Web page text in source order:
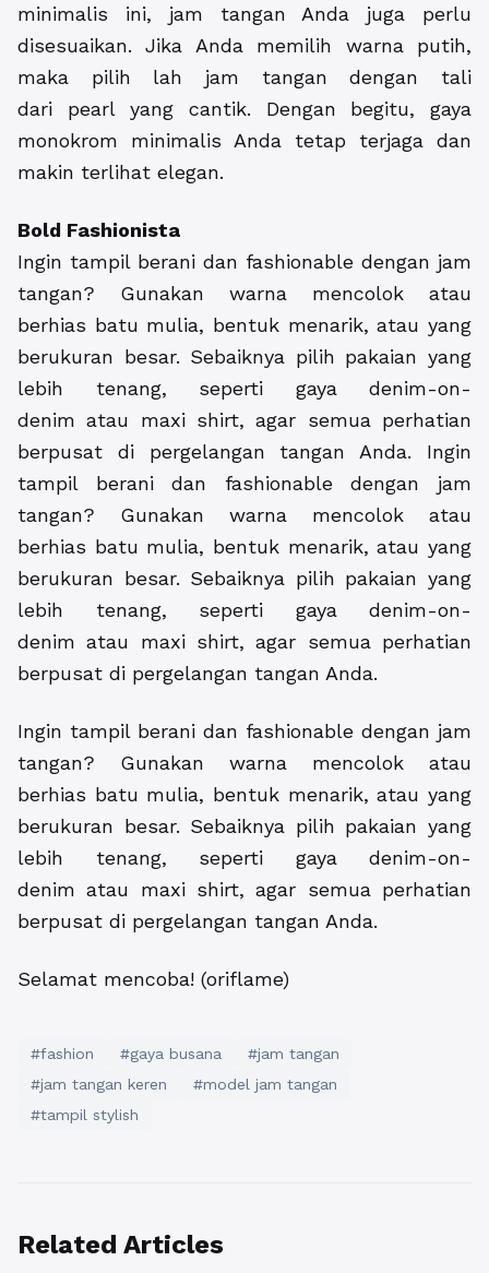
minimalis ini, jam tangan Anda juga perlu
disesuaikan. Jika Anda memilih warna putih,
maka pilih lah jam tangan dengan tali
dari pearl yang cantik. Dengan begitu, gaya
monokrom minimalis Anda tetap terjaga dan
makin terlihat elegan.
Bold Fashionista
Ingin tampil berani dan fashionable dengan jam
tangan? Gunakan warna mencolok atau
berhias batu mulia, bentuk menarik, atau yang
berukuran besar. Sebaiknya pilih pakaian yang
lebih tenang, seperti gaya denim-on-
denim atau maxi shirt, agar semua perhatian
berpusat di pergelangan tangan Anda. Ingin
tampil berani dan fashionable dengan jam
tangan? Gunakan warna mencolok atau
berhias batu mulia, bentuk menarik, atau yang
berukuran besar. Sebaiknya pilih pakaian yang
lebih tenang, seperti gaya denim-on-
denim atau maxi shirt, agar semua perhatian
berpusat di pergelangan tangan Anda.
Ingin tampil berani dan fashionable dengan jam
tangan? Gunakan warna mencolok atau
berhias batu mulia, bentuk menarik, atau yang
berukuran besar. Sebaiknya pilih pakaian yang
lebih tenang, seperti gaya denim-on-
denim atau maxi shirt, agar semua perhatian
berpusat di pergelangan tangan Anda.
Selamat mencoba! (oriflame)
#fashion #gaya busana
#jam tangan
#jam tangan keren
#model jam tangan
#tampil stylish
Related Articles